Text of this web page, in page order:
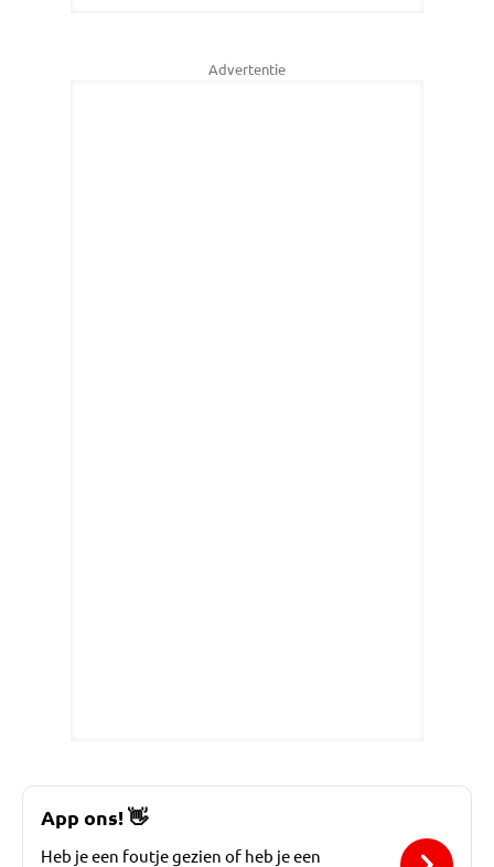
Advertentie
App ons!👋
Heb je een foutje gezien of heb je een